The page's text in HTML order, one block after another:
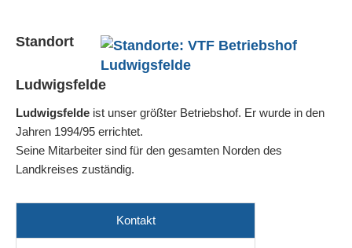
Standort
Ludwigsfelde
Ludwigsfelde ist unser größter Betriebshof. Er wurde in den
Jahren 1994/95 errichtet.
Seine Mitarbeiter sind für den gesamten Norden des
Landkreises zuständig.
Kontakt